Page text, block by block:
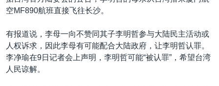
空MF890航班直接飞往长沙。
有报道说，李母一向不赞同其子李明哲参与大陆民主活动或
人权诉求，因此李母有可能配合大陆政府，让李明哲认罪。
李净瑜在9日记者会上声明，李明哲可能“被认罪”，希望台湾
人民谅解。